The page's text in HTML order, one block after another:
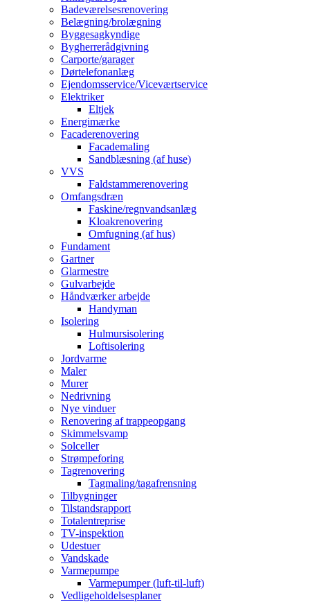
Badeværelsesrenovering
Belægning/brolægning
Byggesagkyndige
Bygherrerådgivning
Carporte/garager
Dørtelefonanlæg
Ejendomsservice/Viceværtservice
Elektriker
Eltjek
Energimærke
Facaderenovering
Facademaling
Sandblæsning (af huse)
VVS
Faldstammerenovering
Omfangsdræn
Faskine/regnvandsanlæg
Kloakrenovering
Omfugning (af hus)
Fundament
Gartner
Glarmestre
Gulvarbejde
Håndværker arbejde
Handyman
Isolering
Hulmursisolering
Loftisolering
Jordvarme
Maler
Murer
Nedrivning
Nye vinduer
Renovering af trappeopgang
Skimmelsvamp
Solceller
Strømpeforing
Tagrenovering
Tagmaling/tagafrensning
Tilbygninger
Tilstandsrapport
Totalentreprise
TV-inspektion
Udestuer
Vandskade
Varmepumpe
Varmepumper (luft-til-luft)
Vedligeholdelsesplaner